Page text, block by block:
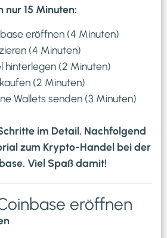
15 Minuten:
eröffnen (4 Minuten)
(4 Minuten)
hinterlegen (2 Minuten)
(2 Minuten)
Wallets senden (3 Minuten)
im Detail. Nachfolgend
zum Krypto-Handel bei der
Viel Spaß damit!
eröffnen